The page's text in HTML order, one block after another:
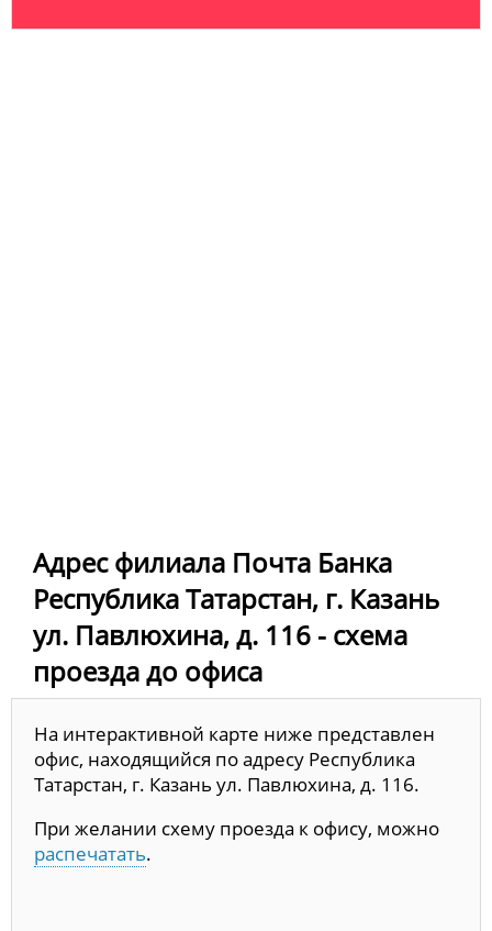
Адрес филиала Почта Банка
Республика Татарстан, г. Казань
ул. Павлюхина, д. 116 - схема
проезда до офиса
На интерактивной карте ниже представлен
офис, находящийся по адресу Республика
Татарстан, г. Казань ул. Павлюхина, д. 116.
При желании схему проезда к офису, можно
распечатать.